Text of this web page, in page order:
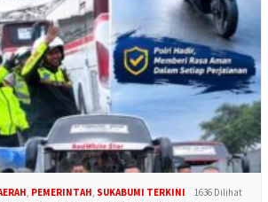
, PEMERINTAH, SUKABUMI TERKINI 1636 Dilihat